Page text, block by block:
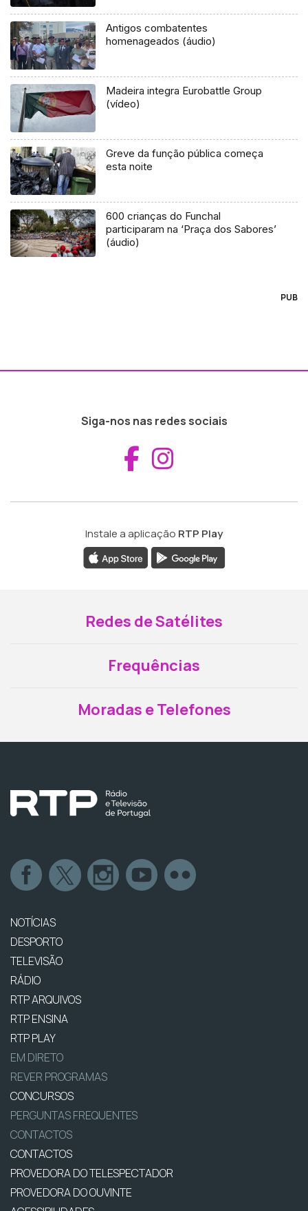
Antigos combatentes
homenageados (áudio)
Madeira integra Eurobattle Group
(vídeo)
Greve da função pública começa
esta noite
600 crianças do Funchal
participaram na ‘Praça dos Sabores’
(áudio)
PUB
Siga-nos nas redes sociais
Aceder ao
Instale a aplicação RTP Play
Redes de Satélites
Frequências
Moradas e Telefones
NOTÍCIAS
DESPORTO
TELEVISÃO
RÁDIO
RTP ARQUIVOS
RTP ENSINA
RTP PLAY
EM DIRETO
REVER PROGRAMAS
CONCURSOS
PERGUNTAS FREQUENTES
CONTACTOS
CONTACTOS
PROVEDORA DO TELESPECTADOR
PROVEDORA DO OUVINTE